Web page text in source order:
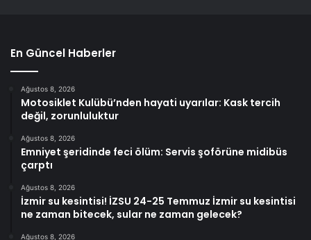
En Güncel Haberler
Ağustos 8, 2026
Motosiklet Kulübü’nden hayati uyarılar: Kask tercih
değil, zorunluluktur
Ağustos 8, 2026
Emniyet şeridinde feci ölüm: Servis şoförüne midibüs
çarptı
Ağustos 8, 2026
İzmir su kesintisi! İZSU 24-25 Temmuz İzmir su kesintisi
ne zaman bitecek, sular ne zaman gelecek?
Ağustos 8, 2026